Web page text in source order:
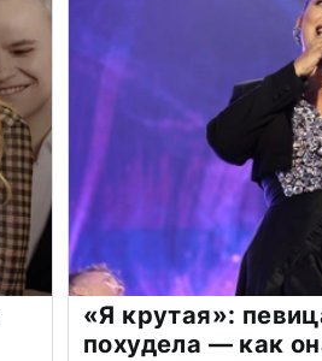
«Я крутая»:
похудела — как